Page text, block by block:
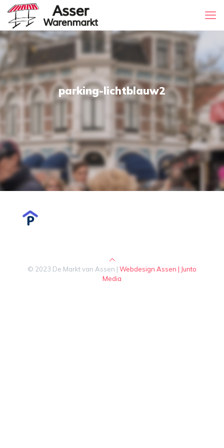
parking-lichtblauw2
© 2023 De Markt van Assen | Webdesign Assen | Junto
Media